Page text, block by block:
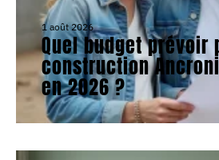
1 août 2026
Quel budget prévoir
construction
en 2026 ?